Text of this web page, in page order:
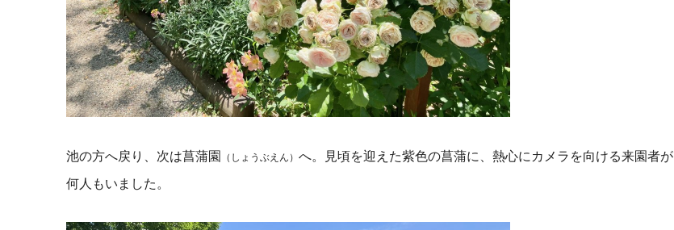
池の方へ戻り、次は菖蒲園 （しょうぶえん） へ。見頃を迎えた紫色の菖蒲に、熱心にカメラを向ける来園者が
何人もいました。